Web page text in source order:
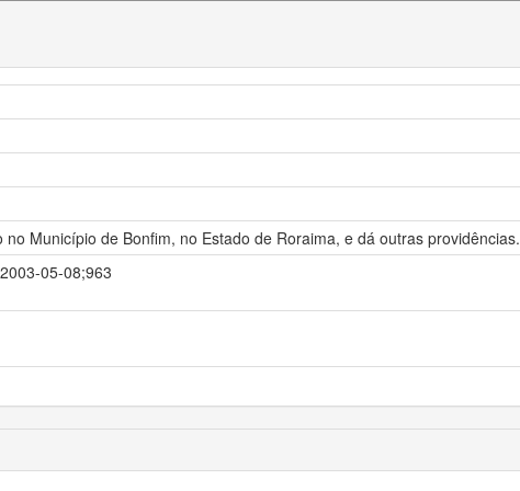
Município de Bonfim, no Estado de Roraima, e dá outras providências.
05-08;963